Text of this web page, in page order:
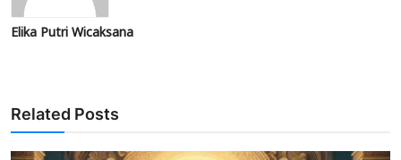
Elika Putri Wicaksana
Related Posts